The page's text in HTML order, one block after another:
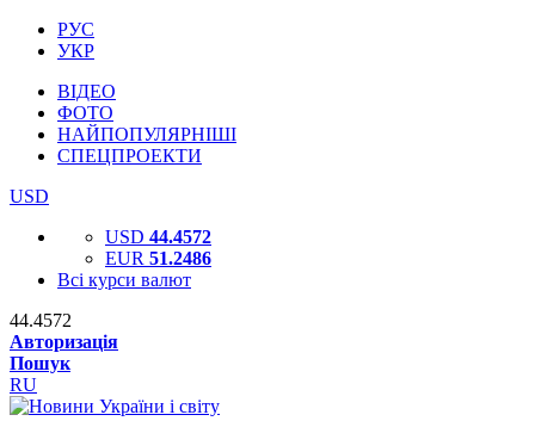
РУС
УКР
ВІДЕО
ФОТО
НАЙПОПУЛЯРНІШІ
СПЕЦПРОЕКТИ
USD
USD 44.4572
EUR 51.2486
Всі курси валют
44.4572
Авторизація
Пошук
RU